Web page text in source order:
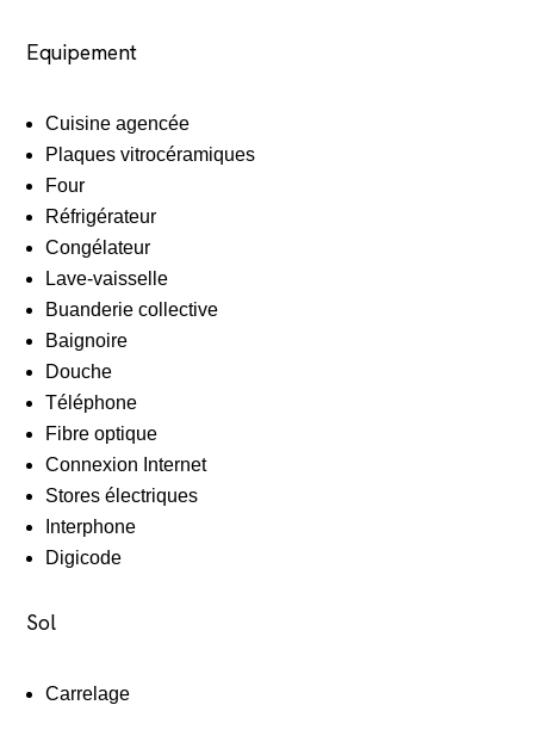
Equipement
Cuisine agencée
Plaques vitrocéramiques
Four
Réfrigérateur
Congélateur
Lave-vaisselle
Buanderie collective
Baignoire
Douche
Téléphone
Fibre optique
Connexion Internet
Stores électriques
Interphone
Digicode
Sol
Carrelage